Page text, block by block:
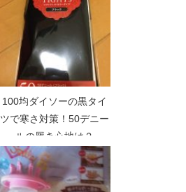
100均ダイソーの黒タイ
ツで寒さ対策！50デニー
ルの履き心地は？